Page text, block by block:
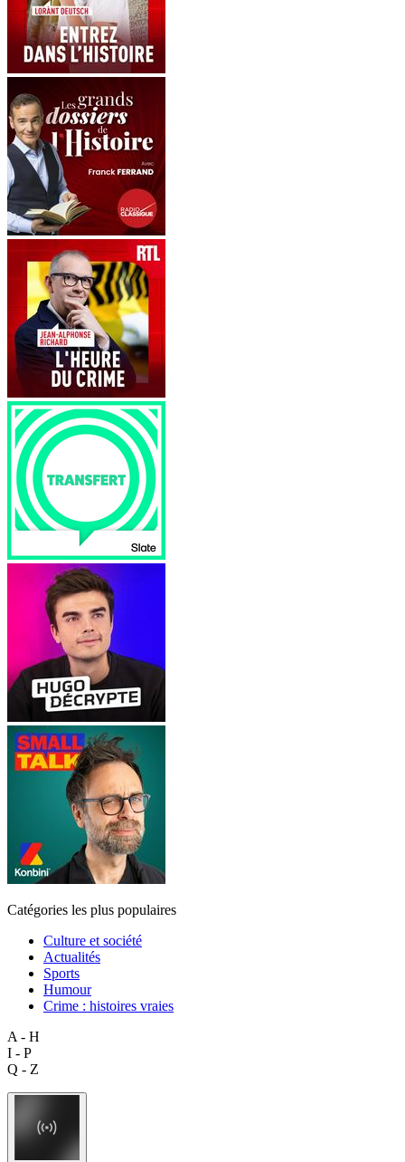
Catégories les plus populaires
Culture et société
Actualités
Sports
Humour
Crime : histoires vraies
A - H
I - P
Q - Z